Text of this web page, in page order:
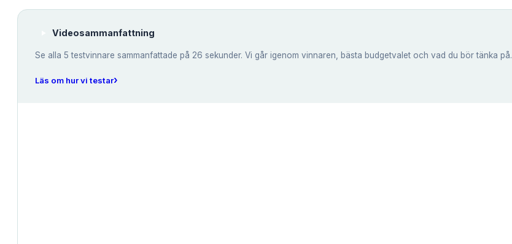
Videosammanfattning
Se alla 5 testvinnare sammanfattade på 26 sekunder. Vi går igenom vinnaren, bästa budgetvalet och vad du bör tänka på.
Läs om hur vi testar›